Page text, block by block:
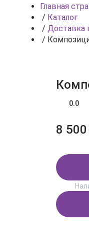
Главная
/ Каталог
/ Доставка
/
0.0
8